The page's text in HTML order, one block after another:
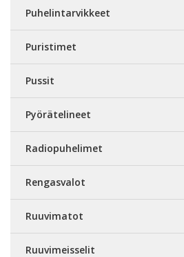
Puhelintarvikkeet
Puristimet
Pussit
Pyörätelineet
Radiopuhelimet
Rengasvalot
Ruuvimatot
Ruuvimeisselit